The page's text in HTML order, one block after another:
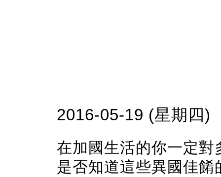
2016-05-19 (星期四)
在加國生活的你一定
是否知道這些異國佳